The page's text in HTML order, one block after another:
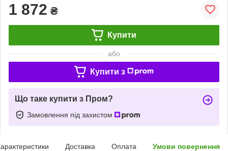
1 872 ₴
Купити
або
Купити з
Що таке купити з Пром?
Замовлення під захистом
Доставка Оплата Умови повернення